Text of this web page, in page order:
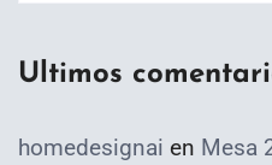
Ultimos
homedesignai en Mesa